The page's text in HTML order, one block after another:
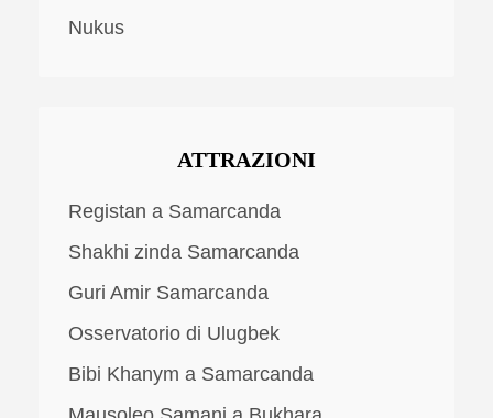
Nukus
ATTRAZIONI
Registan a Samarcanda
Shakhi zinda Samarcanda
Guri Amir Samarcanda
Osservatorio di Ulugbek
Bibi Khanym a Samarcanda